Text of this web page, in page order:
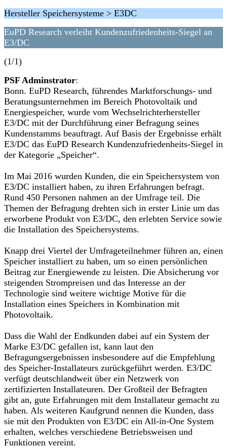
Hersteller Speichersysteme > E3DC
EuPD Research verleiht Kundenzufriedenheits-Siegel an
E3/DC
(1/1)
PSF Adminstrator:
Bonn. EuPD Research, führendes Marktforschungs- und
Beratungsunternehmen im Bereich Photovoltaik und
Energiespeicher, wurde vom Wechselrichterhersteller
E3/DC mit der Durchführung einer Befragung seines
Kundenstamms beauftragt. Auf Basis der Ergebnisse erhält
E3/DC das EuPD Research Kundenzufriedenheits-Siegel in
der Kategorie „Speicher“.
Im Mai 2016 wurden Kunden, die ein Speichersystem von
E3/DC installiert haben, zu ihren Erfahrungen befragt.
Rund 450 Personen nahmen an der Umfrage teil. Die
Themen der Befragung drehten sich in erster Linie um das
erworbene Produkt von E3/DC, den erlebten Service sowie
die Installation des Speichersystems.
Knapp drei Viertel der Umfrageteilnehmer führen an, einen
Speicher installiert zu haben, um so einen persönlichen
Beitrag zur Energiewende zu leisten. Die Absicherung vor
steigenden Strompreisen und das Interesse an der
Technologie sind weitere wichtige Motive für die
Installation eines Speichers in Kombination mit
Photovoltaik.
Dass die Wahl der Endkunden dabei auf ein System der
Marke E3/DC gefallen ist, kann laut den
Befragungsergebnissen insbesondere auf die Empfehlung
des Speicher-Installateurs zurückgeführt werden. E3/DC
verfügt deutschlandweit über ein Netzwerk von
zertifizierten Installateuren. Der Großteil der Befragten
gibt an, gute Erfahrungen mit dem Installateur gemacht zu
haben. Als weiteren Kaufgrund nennen die Kunden, dass
sie mit den Produkten von E3/DC ein All-in-One System
erhalten, welches verschiedene Betriebsweisen und
Funktionen vereint.